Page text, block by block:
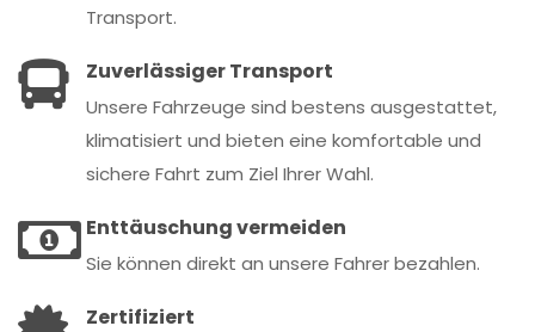
Transport.
Zuverlässiger Transport
Unsere Fahrzeuge sind bestens ausgestattet,
klimatisiert und bieten eine komfortable und
sichere Fahrt zum Ziel Ihrer Wahl.
Enttäuschung vermeiden
Sie können direkt an unsere Fahrer bezahlen.
Zertifiziert